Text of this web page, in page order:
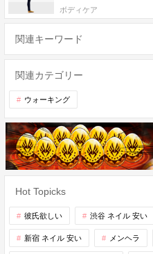
ボディケア
関連キーワード
関連カテゴリー
ウォーキング
Hot Topicks
彼氏欲しい 渋谷 ネイル 安い
新宿 ネイル 安い メンヘラ